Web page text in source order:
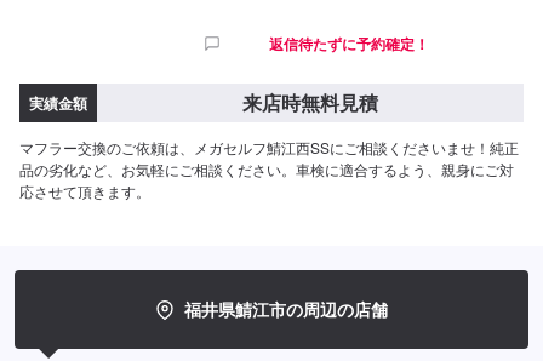
返信待たずに予約確定！
実績金額 来店時無料見積
マフラー交換のご依頼は、メガセルフ鯖江西SSにご相談くださいませ！純正
品の劣化など、お気軽にご相談ください。車検に適合するよう、親身にご対
応させて頂きます。
福井県鯖江市の周辺の店舗